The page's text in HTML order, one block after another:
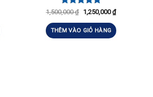
Được xếp
5 sao
1,500,000₫ 1,250,000₫
THÊM VÀO GIỎ HÀNG